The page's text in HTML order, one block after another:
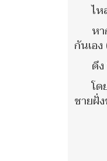
ไ
ห
กันเอ
ดึ
โ
ชายฝั่